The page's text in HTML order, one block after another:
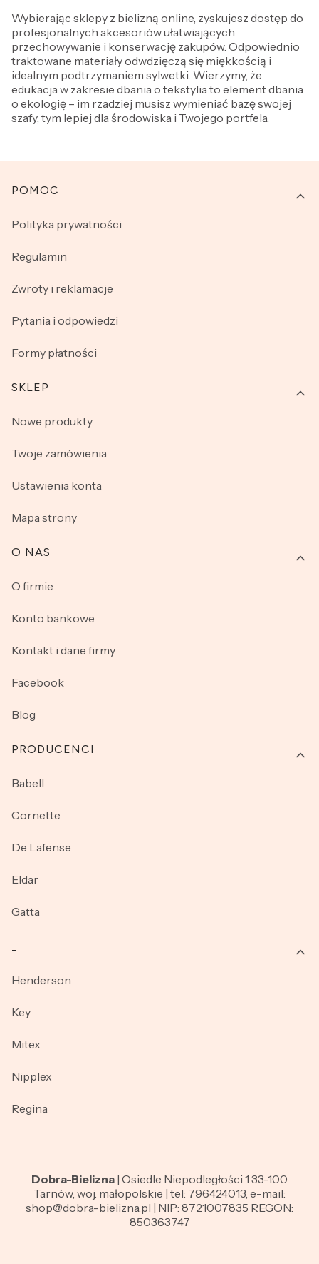
Wybierając sklepy z bielizną online, zyskujesz dostęp do
profesjonalnych akcesoriów ułatwiających
przechowywanie i konserwację zakupów. Odpowiednio
traktowane materiały odwdzięczą się miękkością i
idealnym podtrzymaniem sylwetki. Wierzymy, że
edukacja w zakresie dbania o tekstylia to element dbania
o ekologię – im rzadziej musisz wymieniać bazę swojej
szafy, tym lepiej dla środowiska i Twojego portfela.
Linki w stopce
POMOC
Polityka prywatności
Regulamin
Zwroty i reklamacje
Pytania i odpowiedzi
Formy płatności
SKLEP
Nowe produkty
Twoje zamówienia
Ustawienia konta
Mapa strony
O NAS
O firmie
Konto bankowe
Kontakt i dane firmy
Facebook
Blog
PRODUCENCI
Babell
Cornette
De Lafense
Eldar
Gatta
Henderson
Key
Mitex
Nipplex
Regina
Dobra-Bielizna | Osiedle Niepodległości 1 33-100
Tarnów, woj. małopolskie | tel: 796424013, e-mail:
shop@dobra-bielizna.pl | NIP: 8721007835 REGON:
850363747